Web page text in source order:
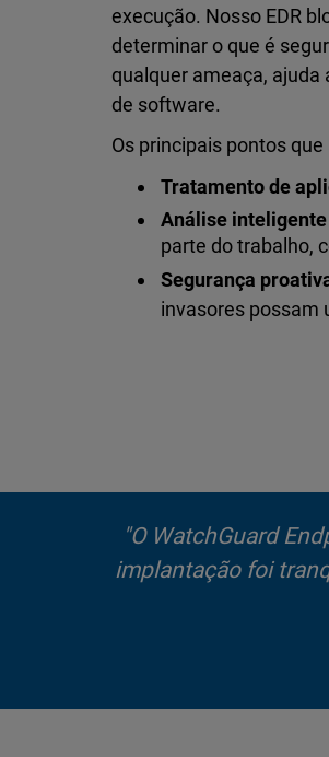
execução. Nosso EDR
determinar o que é
qualquer ameaça,
de software.
Os principais pontos
Tratamento de
Análise inteligente
parte do trabalho,
Segurança
invasores possam
"O WatchGuard
implantação foi